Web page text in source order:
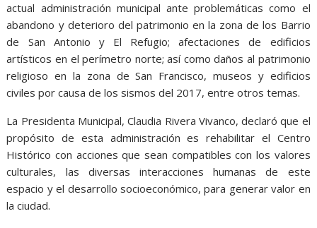
actual administración municipal ante problemáticas como el
abandono y deterioro del patrimonio en la zona de los Barrio
de San Antonio y El Refugio; afectaciones de edificios
artísticos en el perímetro norte; así como daños al patrimonio
religioso en la zona de San Francisco, museos y edificios
civiles por causa de los sismos del 2017, entre otros temas.
La Presidenta Municipal, Claudia Rivera Vivanco, declaró que el
propósito de esta administración es rehabilitar el Centro
Histórico con acciones que sean compatibles con los valores
culturales, las diversas interacciones humanas de este
espacio y el desarrollo socioeconómico, para generar valor en
la ciudad.